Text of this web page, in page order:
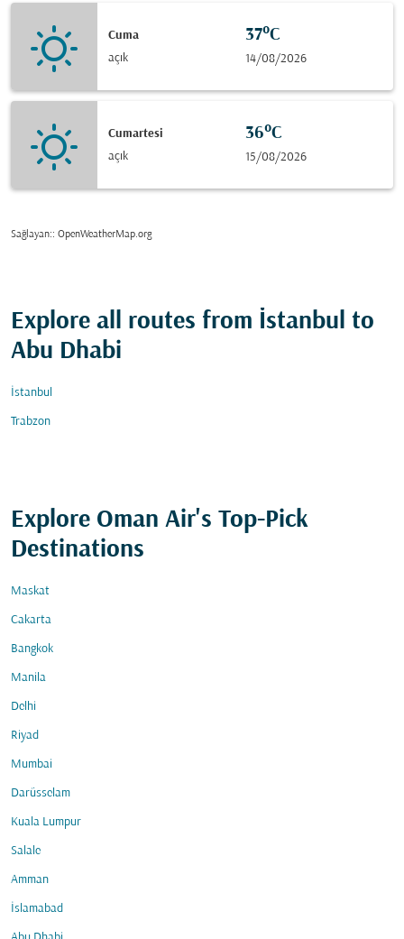
Cuma
açık
37°C
14/08/2026
Cumartesi
açık
36°C
15/08/2026
Sağlayan:: OpenWeatherMap.org
Explore all routes from İstanbul to
Abu Dhabi
İstanbul
Trabzon
Explore Oman Air's Top-Pick
Destinations
Maskat
Cakarta
Bangkok
Manila
Delhi
Riyad
Mumbai
Darüsselam
Kuala Lumpur
Salale
Amman
İslamabad